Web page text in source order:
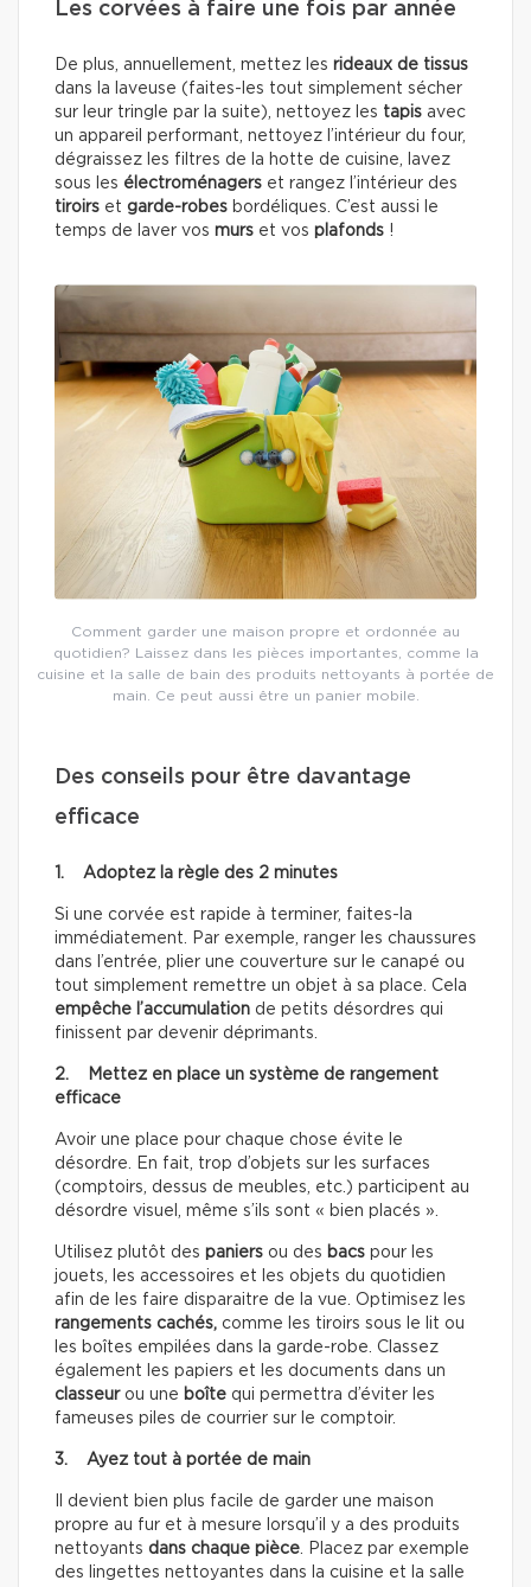
Les corvées à faire une fois par année
De plus, annuellement, mettez les rideaux de tissus
dans la laveuse (faites-les tout simplement sécher
sur leur tringle par la suite), nettoyez les tapis avec
un appareil performant, nettoyez l’intérieur du four,
dégraissez les filtres de la hotte de cuisine, lavez
sous les électroménagers et rangez l’intérieur des
tiroirs et garde-robes bordéliques. C’est aussi le
temps de laver vos murs et vos plafonds !
Comment garder une maison propre et ordonnée au
quotidien? Laissez dans les pièces importantes, comme la
cuisine et la salle de bain des produits nettoyants à portée de
main. Ce peut aussi être un panier mobile.
Des conseils pour être davantage
efficace
1. Adoptez la règle des 2 minutes
Si une corvée est rapide à terminer, faites-la
immédiatement. Par exemple, ranger les chaussures
dans l’entrée, plier une couverture sur le canapé ou
tout simplement remettre un objet à sa place. Cela
empêche l’accumulation de petits désordres qui
finissent par devenir déprimants.
2. Mettez en place un système de rangement
efficace
Avoir une place pour chaque chose évite le
désordre. En fait, trop d’objets sur les surfaces
(comptoirs, dessus de meubles, etc.) participent au
désordre visuel, même s’ils sont « bien placés ».
Utilisez plutôt des paniers ou des bacs pour les
jouets, les accessoires et les objets du quotidien
afin de les faire disparaitre de la vue. Optimisez les
rangements cachés, comme les tiroirs sous le lit ou
les boîtes empilées dans la garde-robe. Classez
également les papiers et les documents dans un
classeurou une boîte qui permettra d’éviter les
fameuses piles de courrier sur le comptoir.
3. Ayez tout à portée de main
Il devient bien plus facile de garder une maison
propre au fur et à mesure lorsqu’il y a des produits
nettoyants dans chaque pièce. Placez par exemple
des lingettes nettoyantes dans la cuisine et la salle